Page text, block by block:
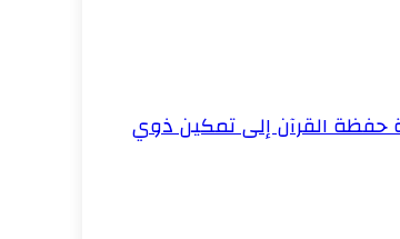
حفظة القرآن إلى تمكين ذوي